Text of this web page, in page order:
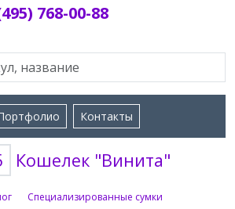
768-00-88
Контакты
Кошелек "Винита"
Специализированные сумки